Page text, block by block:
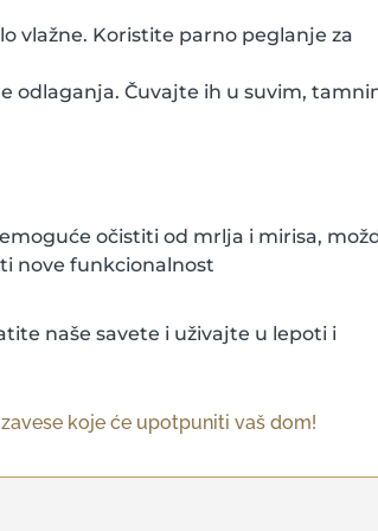
vlažne. Koristite parno peglanje za
odlaganja. Čuvajte ih u suvim,
očistiti od mrlja i mirisa,
nove funkcionalnost
naše savete i uživajte u lepoti i
koje će upotpuniti vaš dom!